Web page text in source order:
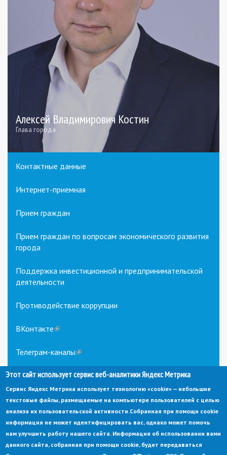
Алексей Владимирович Костин
Глава города
Контактные данные
Интернет-приемная
Прием граждан
Прием граждан по вопросам экономического развития
города
Поддержка инвестиционной и предпринимательской
деятельности
Противодействие коррупции
ВКонтакте(link
external)
Телеграм-каналы(link
external)
© Администрация города Заречный
Этот сайт использует сервис веб-аналитики Яндекс Метрика
Сервис Яндекс Метрика использует технологию «cookie» — небольшие
текстовые файлы, размещаемые на компьютере пользователей с целью
анализа их пользовательской активности.Собранная при помощи cookie
информация не может идентифицировать вас, однако может помочь
нам улучшить работу нашего сайта. Информация об использовании вами
данного сайта, собранная при помощи cookie, будет передаваться